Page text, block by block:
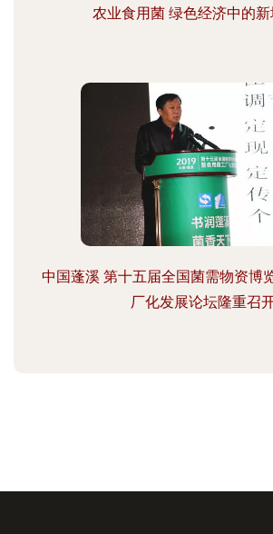
农业食用菌 绿色经济中的
中国蓬溪 第十五届全国菌需物资博
厂化发展论坛隆重召